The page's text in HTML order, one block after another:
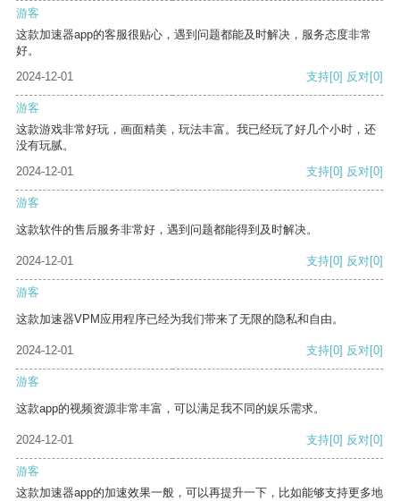
游客
这款加速器app的客服很贴心，遇到问题都能及时解决，服务态度非常
好。
2024-12-01
支持[0] 反对[0]
游客
这款游戏非常好玩，画面精美，玩法丰富。我已经玩了好几个小时，还
没有玩腻。
2024-12-01
支持[0] 反对[0]
游客
这款软件的售后服务非常好，遇到问题都能得到及时解决。
2024-12-01 支持[0] 反对[0]
游客
这款加速器VPM应用程序已经为我们带来了无限的隐私和自由。
2024-12-01 支持[0] 反对[0]
游客
这款app的视频资源非常丰富，可以满足我不同的娱乐需求。
2024-12-01 支持[0] 反对[0]
游客
这款加速器app的加速效果一般，可以再提升一下，比如能够支持更多地